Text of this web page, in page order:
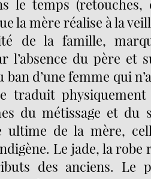
le temps (retouches,
la mère réalise à la
de la famille,
l’absence du père et
ban d’une femme qui
traduit
du métissage et du
ultime de la mère,
Le jade, la robe
des anciens. Le